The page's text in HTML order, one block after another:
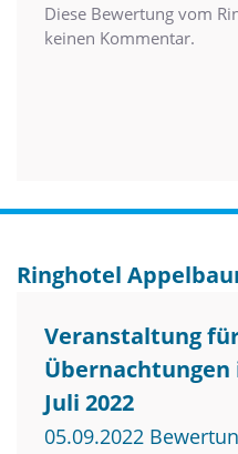
Diese Bewertung vom
keinen Kommentar.
Ringhotel
Veranstaltung
Juli 2022
05.09.2022